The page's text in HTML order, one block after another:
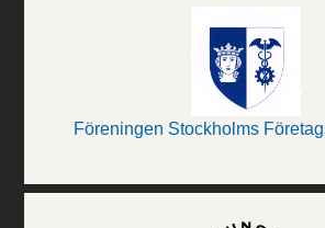
Föreningen Stockholms